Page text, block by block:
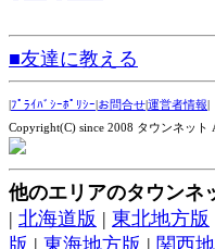
■友達に教える
ﾌﾟﾗｲﾊﾞｼｰﾎﾟﾘｼｰ お問合せ運営者情報
Copyright(C) since 2008 タウンネット
他のエリアのタウンネ
| 北海道版 | 東北地方版